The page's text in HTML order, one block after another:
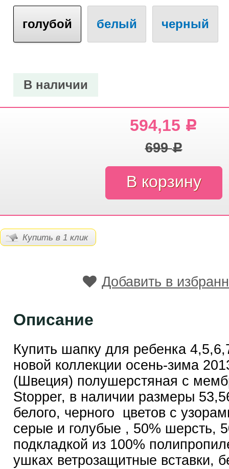
голубой белый черный
В наличии
594,15 Р
699Р
Купить в 1 клик
Добавить в
Описание
Купить шапку для ребенка
новой коллекции осень-зима
(Швеция) полушерстяная с
Stopper, в наличии размеры
белого, черного цветов с
серые и голубые , 50% шерсть,
подкладкой из 100%
ушках ветрозащитные вставки,